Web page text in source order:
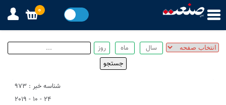
شناسه خبر : 973
24 - 10 - 2019
0